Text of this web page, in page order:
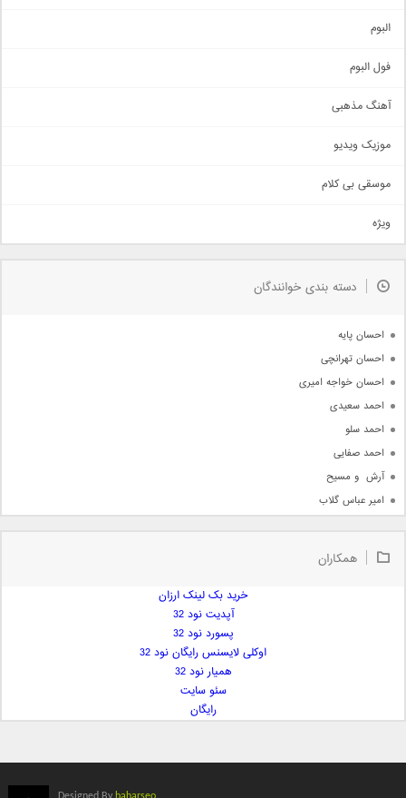
اجتماعی
حماسی
سنتی
اهنگ بندرعباسی
دمو
مذهبی
جدیدترین ها
البوم
فول البوم
آهنگ مذهبی
موزیک ویدیو
موسقی بی کلام
ویژه
دسته بندی خوانندگان
احسان پایه
احسان تهرانچی
احسان خواجه امیری
احمد سعیدی
احمد سلو
احمد صفایی
آرش  و مسیح
امیر عباس گلاب
امیر علی
ایمان فلاح
همکاران
خرید بک لینک ارزان
آپدیت نود 32
پسورد نود 32
اوکلی لایسنس رایگان نود 32
همیار نود 32
سئو سایت
رایگان